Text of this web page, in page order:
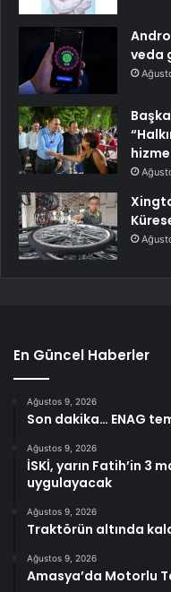
veda
En Güncel Haberler
Ağustos 9, 2026
Son dakika… ENAG
Ağustos 9, 2026
İSKİ, yarın Fatih’in 3
uygulayacak
Ağustos 9, 2026
Traktörün altında
Ağustos 9, 2026
Amasya’da Motorlu